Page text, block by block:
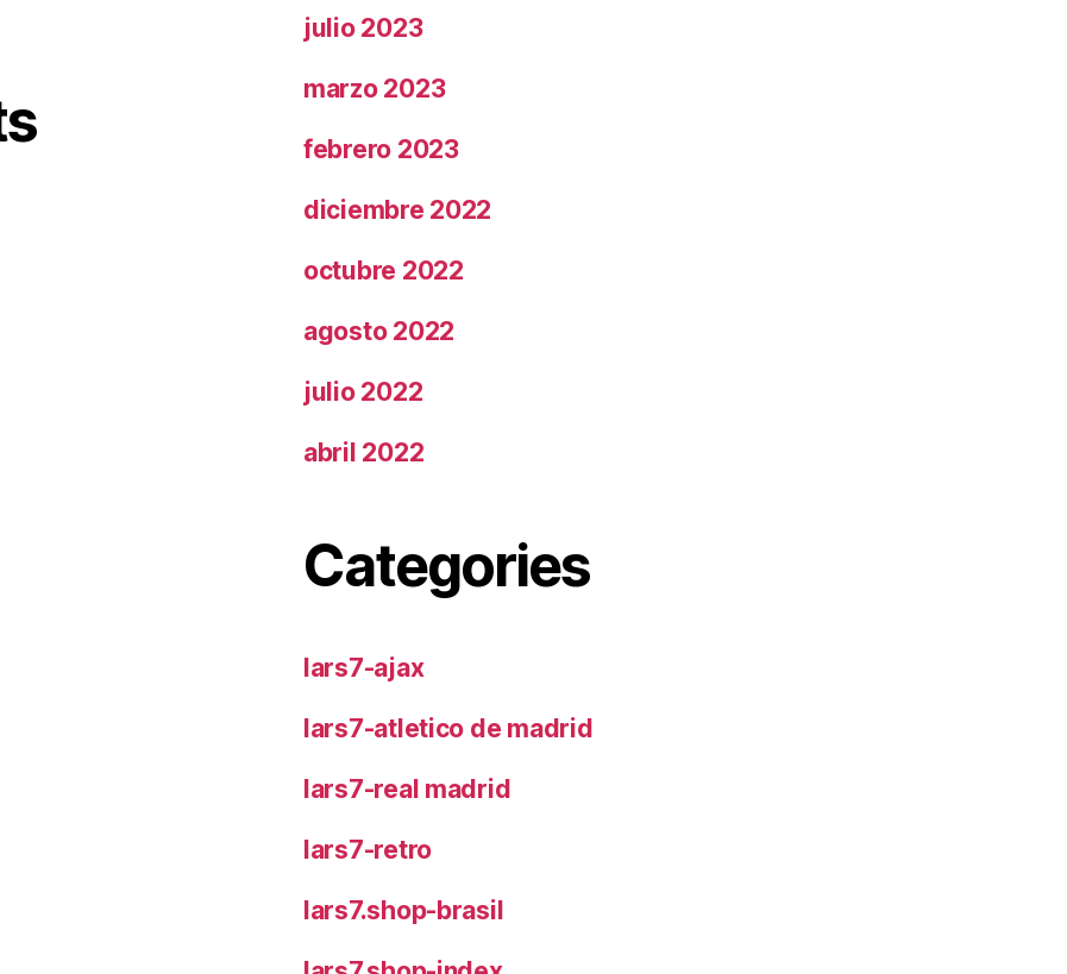
julio 2023
marzo 2023
febrero 2023
diciembre 2022
octubre 2022
agosto 2022
julio 2022
abril 2022
Categories
lars7-ajax
lars7-atletico de madrid
lars7-real madrid
lars7-retro
lars7.shop-brasil